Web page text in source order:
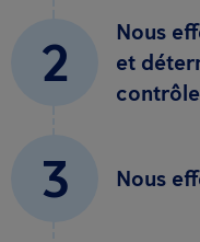
2
Nous
et
3 Nous